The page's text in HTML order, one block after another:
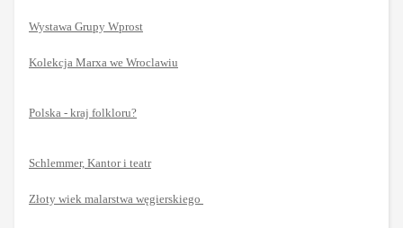
Wystawa Grupy Wprost
Kolekcja Marxa we Wroclawiu
Polska - kraj folkloru?
Schlemmer, Kantor i teatr
Złoty wiek malarstwa węgierskiego